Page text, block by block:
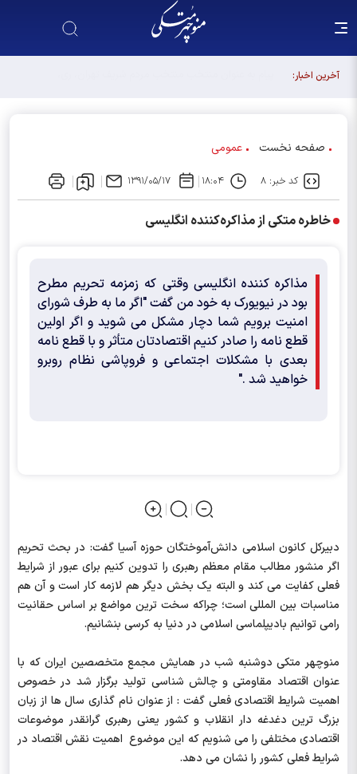
آخرین اخبار:
صفحه نخست عمومی
کد خبر: ۸ ۱۸:۰۴ ۱۳۹۱/۰۵/۱۷
خاطره متکی از مذاکره‌کننده انگلیسی
مذاکره کننده انگلیسی وقتی که زمزمه تحریم مطرح
بود در نیویورک به خود من گفت "اگر ما به طرف شورای
امنیت برویم شما دچار مشکل می شوید و اگر اولین
قطع نامه را صادر کنیم اقتصادتان متأثر و با قطع نامه
بعدی با مشکلات اجتماعی و فروپاشی نظام روبرو
خواهید شد ."
دبیرکل کانون اسلامی دانش‌آموختگان حوزه آسیا گفت: در بحث تحریم
اگر منشور مطالب مقام معظم رهبری را تدوین کنیم برای عبور از شرایط
فعلی کفایت می کند و البته یک بخش دیگر هم لازمه کار است و آن هم
مناسبات بین المللی است؛ چراکه سخت ترین مواضع بر اساس حقانیت
رامی توانیم بادیپلماسی اسلامی در دنیا به کرسی بنشانیم.
منوچهر متکی دوشنبه شب در همایش مجمع متخصصین ایران که با
عنوان اقتصاد مقاومتی و چالش شناسی تولید برگزار شد در خصوص
اهمیت شرایط اقتصادی فعلی گفت : از عنوان نام گذاری سال ها از زبان
بزرگ ترین دغدغه دار انقلاب و کشور یعنی رهبری گرانقدر موضوعات
اقتصادی مختلفی را می شنویم که این موضوع اهمیت نقش اقتصاد در
شرایط فعلی کشور را نشان می دهد.